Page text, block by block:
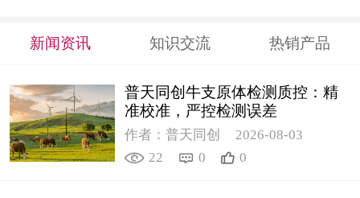
新闻资讯 知识交流 热销产品
普天同创牛支原体检测质控：精
准校准，严控检测误差
作者：普天同创
2026-08-03
22
0 0